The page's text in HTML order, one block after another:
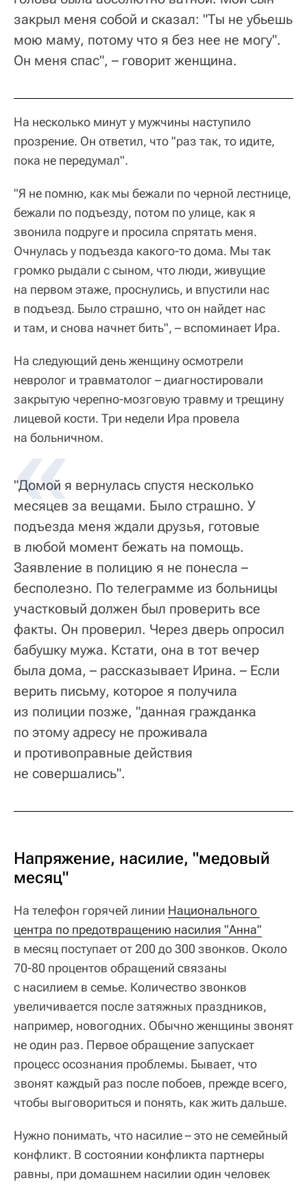
закрыл меня собой и сказал: "Ты не убьешь
мою маму, потому что я без нее не могу".
Он меня спас", – говорит женщина.
На несколько минут у мужчины наступило
прозрение. Он ответил, что "раз так, то идите,
пока не передумал".
"Я не помню, как мы бежали по черной лестнице,
бежали по подъезду, потом по улице, как я
звонила подруге и просила спрятать меня.
Очнулась у подъезда какого-то дома. Мы так
громко рыдали с сыном, что люди, живущие
на первом этаже, проснулись, и впустили нас
в подъезд. Было страшно, что он найдет нас
и там, и снова начнет бить", – вспоминает Ира.
На следующий день женщину осмотрели
невролог и травматолог – диагностировали
закрытую черепно-мозговую травму и трещину
лицевой кости. Три недели Ира провела
на больничном.
"Домой я вернулась спустя несколько
месяцев за вещами. Было страшно. У
подъезда меня ждали друзья, готовые
в любой момент бежать на помощь.
Заявление в полицию я не понесла –
бесполезно. По телеграмме из больницы
участковый должен был проверить все
факты. Он проверил. Через дверь опросил
бабушку мужа. Кстати, она в тот вечер
была дома, – рассказывает Ирина. – Если
верить письму, которое я получила
из полиции позже, "данная гражданка
по этому адресу не проживала
и противоправные действия
не совершались".
Напряжение, насилие, "медовый
месяц"
На телефон горячей линии Национального
центра по предотвращению насилия "Анна"
в месяц поступает от 200 до 300 звонков. Около
70-80 процентов обращений связаны
с насилием в семье. Количество звонков
увеличивается после затяжных праздников,
например, новогодних. Обычно женщины звонят
не один раз. Первое обращение запускает
процесс осознания проблемы. Бывает, что
звонят каждый раз после побоев, прежде всего,
чтобы выговориться и понять, как жить дальше.
Нужно понимать, что насилие – это не семейный
конфликт. В состоянии конфликта партнеры
равны, при домашнем насилии один человек